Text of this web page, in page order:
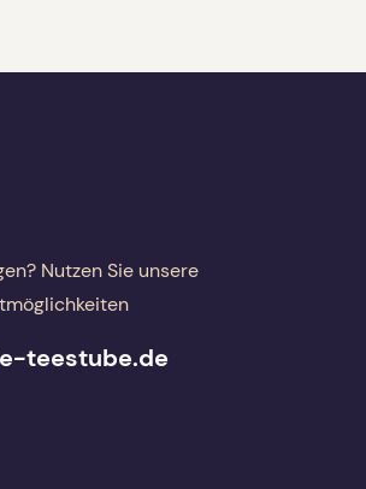
Nutzen Sie unsere
teestube.de